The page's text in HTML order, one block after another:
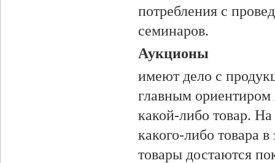
потребления с
семинаров.
Аукционы
имеют дело с
главным ориентиром
какой-либо товар.
какого-либо товара
товары доста­ются